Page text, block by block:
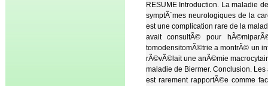
RESUME Introduction. La maladie
symptÃ´mes neurologiques de la
est une complication rare de la
avait consultÃ© pour
tomodensitomÃ©trie a montrÃ© un
rÃ©vÃ©lait une anÃ©mie
maladie de Biermer. Conclusion.
est rarement rapportÃ©e comme